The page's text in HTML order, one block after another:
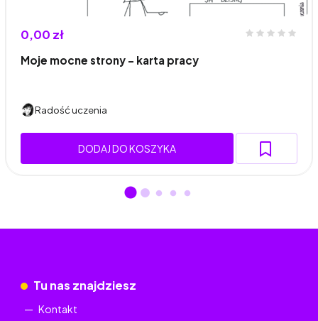
0,00 zł
Moje mocne strony - karta pracy
Radość uczenia
DODAJ DO KOSZYKA
Tu nas znajdziesz
Kontakt